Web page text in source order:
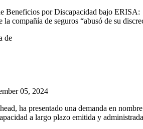
Beneficios por Discapacidad bajo ERISA:
la compañía de seguros “abusó de su
de
05, 2024
ha presentado una demanda en
a largo plazo emitida y